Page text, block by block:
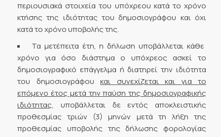
περιουσιακά στοιχεία του υπόχρεου κατά το χρόνο
κτήσης της ιδιότητας του δημοσιογράφου και όχι
κατά το χρόνο υποβολής της.
Τα μετέπειτα έτη, η δήλωση υποβάλλεται κάθε
χρόνο για όσο διάστημα ο υπόχρεος ασκεί το
δημοσιογραφικό επάγγελμα ή διατηρεί την ιδιότητα
του δημοσιογράφου και συνεχίζεται και για το
επόμενο έτος μετά την παύση της δημοσιογραφικής
ιδιότητας, υποβάλλεται δε εντός αποκλειστικής
προθεσμίας τριών (3) μηνών μετά τη λήξη της
προθεσμίας υποβολής της δήλωσης φορολογίας